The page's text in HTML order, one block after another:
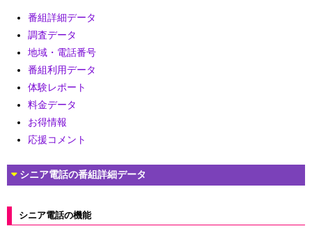
番組詳細データ
調査データ
地域・電話番号
番組利用データ
体験レポート
料金データ
お得情報
応援コメント
シニア電話の番組詳細データ
シニア電話の機能